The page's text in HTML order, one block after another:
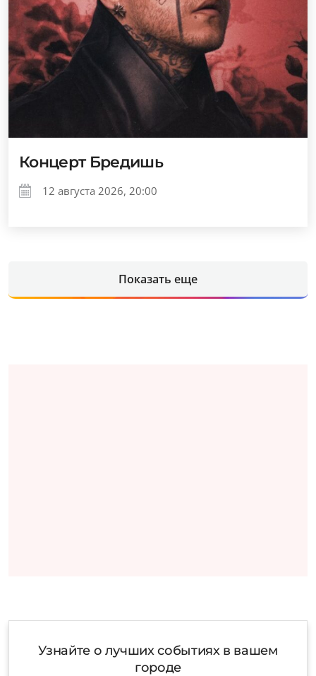
Концерт Бредишь
12 августа 2026, 20:00
Показать еще
Узнайте о лучших событиях в вашем
городе